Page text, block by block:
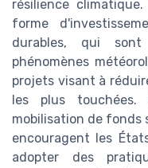
résilience
forme
durables, qui
phénomènes
projets visant à
les plus
mobilisation de fonds
encouragent les
adopter des